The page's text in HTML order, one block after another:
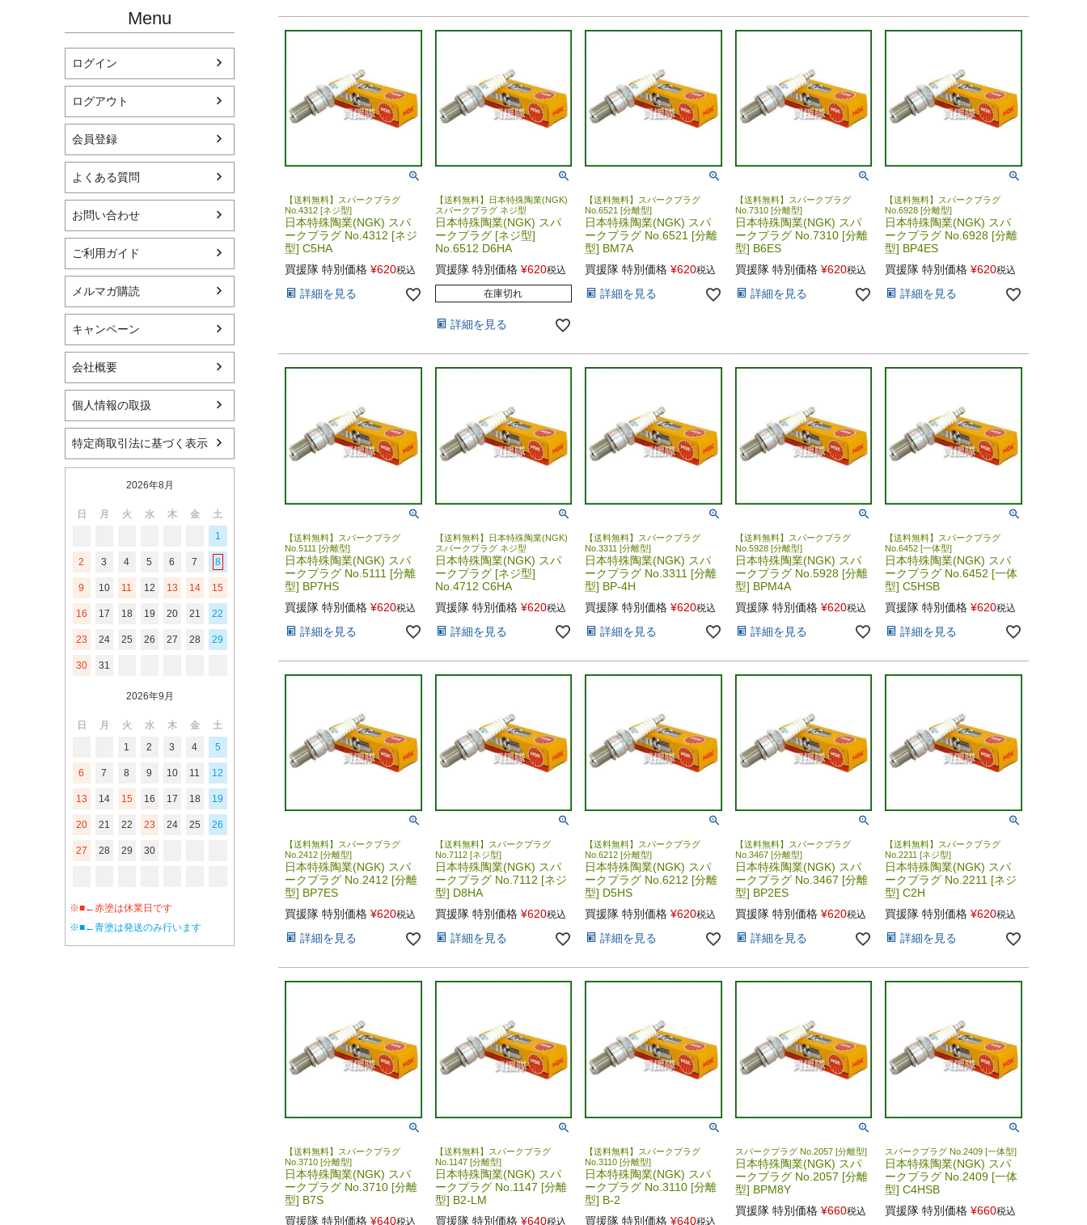
Menu
ログイン
ログアウト
会員登録
よくある質問
お問い合わせ
ご利用ガイド
メルマガ購読
キャンペーン
会社概要
個人情報の取扱
特定商取引法に基づく表示
2026年8月
日 月 火 水 木 金
土
1
2 3 4 5 6 7 8
9 10 11 12 13 14 15
16 17 18 19 20 21 22
23 24 25 26 27 28 29
30 31
2026年9月
日 月 火 水 木 金
土
1
2 3 4 5
6 7 8 9 10 11 12
13 14 15 16 17 18 19
20 21 22 23 24 25 26
27 28 29 30
※■←赤塗は休業日です
※■←青塗は発送のみ行います
【送料無料】スパークプラグ
No.4312 [ネジ型]
日本特殊陶業(NGK) スパ
ークプラグ No.4312 [ネジ
型] C5HA
買援隊 特別価格 ¥620税込
詳細を見る
【送料無料】日本特殊陶業(NGK)
スパークプラグ ネジ型
日本特殊陶業(NGK) スパ
ークプラグ [ネジ型]
No.6512 D6HA
買援隊 特別価格 ¥620税込
在庫切れ
詳細を見る
【送料無料】スパークプラグ
No.6521 [分離型]
日本特殊陶業(NGK) スパ
ークプラグ No.6521 [分離
型] BM7A
買援隊 特別価格 ¥620税込
詳細を見る
【送料無料】スパークプラグ
No.7310 [分離型]
日本特殊陶業(NGK) スパ
ークプラグ No.7310 [分離
型] B6ES
買援隊 特別価格 ¥620税込
詳細を見る
【送料無料】スパークプラグ
No.6928 [分離型]
日本特殊陶業(NGK) スパ
ークプラグ No.6928 [分離
型] BP4ES
買援隊 特別価格 ¥620税込
詳細を見る
【送料無料】スパークプラグ
No.5111 [分離型]
日本特殊陶業(NGK) スパ
ークプラグ No.5111 [分離
型] BP7HS
買援隊 特別価格 ¥620税込
詳細を見る
【送料無料】日本特殊陶業(NGK)
スパークプラグ ネジ型
日本特殊陶業(NGK) スパ
ークプラグ [ネジ型]
No.4712 C6HA
買援隊 特別価格 ¥620税込
詳細を見る
【送料無料】スパークプラグ
No.3311 [分離型]
日本特殊陶業(NGK) スパ
ークプラグ No.3311 [分離
型] BP-4H
買援隊 特別価格 ¥620税込
詳細を見る
【送料無料】スパークプラグ
No.5928 [分離型]
日本特殊陶業(NGK) スパ
ークプラグ No.5928 [分離
型] BPM4A
買援隊 特別価格 ¥620税込
詳細を見る
【送料無料】スパークプラグ
No.6452 [一体型]
日本特殊陶業(NGK) スパ
ークプラグ No.6452 [一体
型] C5HSB
買援隊 特別価格 ¥620税込
詳細を見る
【送料無料】スパークプラグ
No.2412 [分離型]
日本特殊陶業(NGK) スパ
ークプラグ No.2412 [分離
型] BP7ES
買援隊 特別価格 ¥620税込
詳細を見る
【送料無料】スパークプラグ
No.7112 [ネジ型]
日本特殊陶業(NGK) スパ
ークプラグ No.7112 [ネジ
型] D8HA
買援隊 特別価格 ¥620税込
詳細を見る
【送料無料】スパークプラグ
No.6212 [分離型]
日本特殊陶業(NGK) スパ
ークプラグ No.6212 [分離
型] D5HS
買援隊 特別価格 ¥620税込
詳細を見る
【送料無料】スパークプラグ
No.3467 [分離型]
日本特殊陶業(NGK) スパ
ークプラグ No.3467 [分離
型] BP2ES
買援隊 特別価格 ¥620税込
詳細を見る
【送料無料】スパークプラグ
No.2211 [ネジ型]
日本特殊陶業(NGK) スパ
ークプラグ No.2211 [ネジ
型] C2H
買援隊 特別価格 ¥620税込
詳細を見る
【送料無料】スパークプラグ
No.3710 [分離型]
日本特殊陶業(NGK) スパ
ークプラグ No.3710 [分離
型] B7S
買援隊 特別価格 ¥640税込
【送料無料】スパークプラグ
No.1147 [分離型]
日本特殊陶業(NGK) スパ
ークプラグ No.1147 [分離
型] B2-LM
買援隊 特別価格 ¥640税込
【送料無料】スパークプラグ
No.3110 [分離型]
日本特殊陶業(NGK) スパ
ークプラグ No.3110 [分離
型] B-2
買援隊 特別価格 ¥640税込
スパークプラグ No.2057 [分離型]
日本特殊陶業(NGK) スパ
ークプラグ No.2057 [分離
型] BPM8Y
買援隊 特別価格 ¥660税込
スパークプラグ No.2409 [一体型]
日本特殊陶業(NGK) スパ
ークプラグ No.2409 [一体
型] C4HSB
買援隊 特別価格 ¥660税込